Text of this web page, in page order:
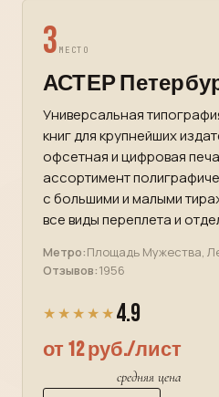
3 МЕСТО
АСТЕР
Универсальная
книг для крупнейших
офсетная и цифровая
ассортимент
с большими и малыми
все виды переплета и
Метро:Площадь Мужества,
Отзывов:1956
★★★★★ 4.9
от 12 руб./лист
средняя цена